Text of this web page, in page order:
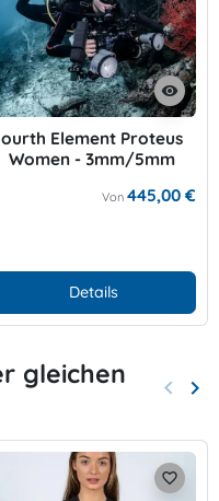
visibility
Element Proteus
Women - 3mm/5mm
Von 445,00 €
Details
gleichen
Zurück
keyboard_arrow_left keyboard_arrow_right
favorite_border